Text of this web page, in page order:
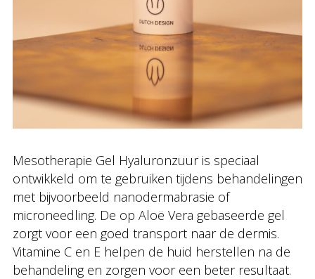
Mesotherapie Gel Hyaluronzuur is speciaal
ontwikkeld om te gebruiken tijdens behandelingen
met bijvoorbeeld nanodermabrasie of
microneedling. De op Aloë Vera gebaseerde gel
zorgt voor een goed transport naar de dermis.
Vitamine C en E helpen de huid herstellen na de
behandeling en zorgen voor een beter resultaat.